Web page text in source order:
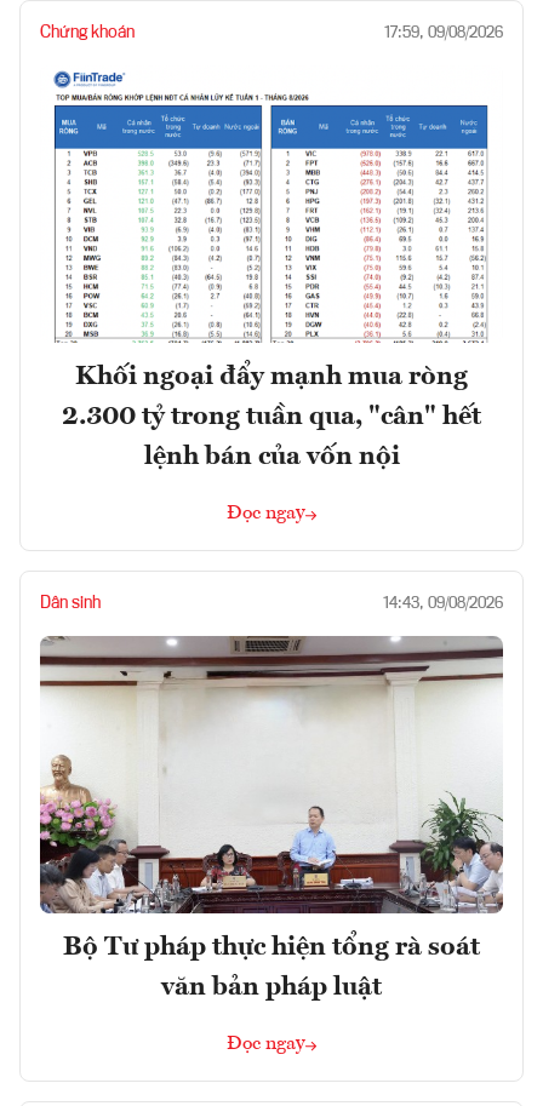
Chứng khoán 17:59, 09/08/2026
Khối ngoại đẩy mạnh mua ròng
2.300 tỷ trong tuần qua, "cân" hết
lệnh bán của vốn nội
Đọc ngay
Dân sinh 14:43, 09/08/2026
Bộ Tư pháp thực hiện tổng rà soát
văn bản pháp luật
Đọc ngay